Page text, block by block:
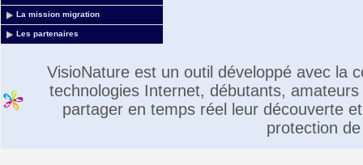
La mission migration
Les partenaires
VisioNature est un outil développé avec la
technologies Internet, débutants,
partager en temps réel leur découverte
protection